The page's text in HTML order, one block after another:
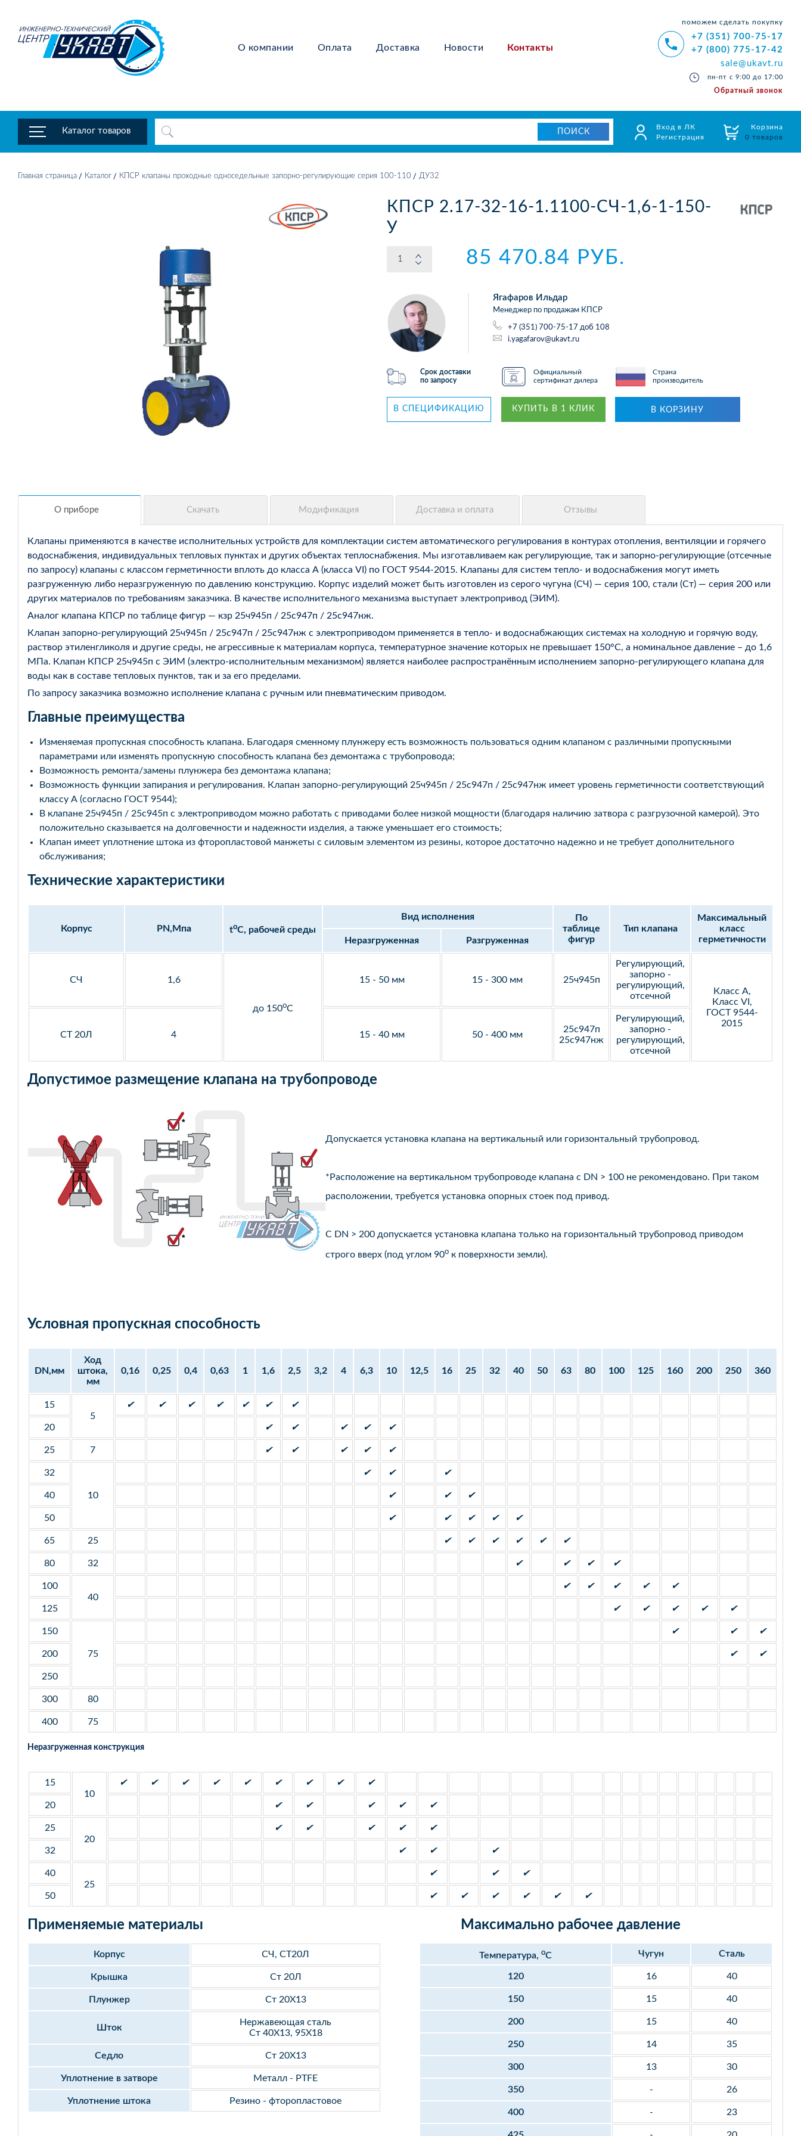
О компании Оплата Доставка Новости Контакты
поможем сделать покупку
+7 (351) 700-75-17
+7 (800) 775-17-42
sale@ukavt.ru
пн-пт с 9:00 до 17:00
Обратный звонок
Каталог товаров
Вход в ЛК
Регистрация
Корзина
0 товаров
Главная страница Каталог КПСР клапаны проходные односедельные запорно-регулирующие серия 100-110 ДУ32
КПСР 2.17-32-16-1.1100-СЧ-1,6-1-150-
У
85 470.84 РУБ.
Ягафаров Ильдар
Менеджер по продажам КПСР
+7 (351) 700-75-17 доб 108
i.yagafarov@ukavt.ru
Срок доставки
по запросу
Официальный
сертификат дилера
Страна
производитель
В СПЕЦИФИКАЦИЮ КУПИТЬ В 1 КЛИК В КОРЗИНУ
Клапаны применяются в качестве исполнительных устройств для комплектации систем автоматического регулирования в контурах отопления, вентиляции и горячего
водоснабжения, индивидуальных тепловых пунктах и других объектах теплоснабжения. Мы изготавливаем как регулирующие, так и запорно-регулирующие (отсечные
по запросу) клапаны с классом герметичности вплоть до класса А (класса VI) по ГОСТ 9544-2015. Клапаны для систем тепло- и водоснабжения могут иметь
разгруженную либо неразгруженную по давлению конструкцию. Корпус изделий может быть изготовлен из серого чугуна (СЧ) — серия 100, стали (Ст) — серия 200 или
других материалов по требованиям заказчика. В качестве исполнительного механизма выступает электропривод (ЭИМ).
Аналог клапана КПСР по таблице фигур — кзр 25ч945п / 25с947п / 25с947нж.
Клапан запорно-регулирующий 25ч945п / 25с947п / 25с947нж с электроприводом применяется в тепло- и водоснабжающих системах на холодную и горячую воду,
раствор этиленгликоля и другие среды, не агрессивные к материалам корпуса, температурное значение которых не превышает 150°С, а номинальное давление – до 1,6
МПа. Клапан КПСР 25ч945п с ЭИМ (электро-исполнительным механизмом) является наиболее распространённым исполнением запорно-регулирующего клапана для
воды как в составе тепловых пунктов, так и за его пределами.
По запросу заказчика возможно исполнение клапана с ручным или пневматическим приводом.
Главные преимущества
Изменяемая пропускная способность клапана. Благодаря сменному плунжеру есть возможность пользоваться одним клапаном с различными пропускными
параметрами или изменять пропускную способность клапана без демонтажа с трубопровода;
Возможность ремонта/замены плунжера без демонтажа клапана;
Возможность функции запирания и регулирования. Клапан запорно-регулирующий 25ч945п / 25с947п / 25с947нж имеет уровень герметичности соответствующий
классу А (согласно ГОСТ 9544);
В клапане 25ч945п / 25с945п с электроприводом можно работать с приводами более низкой мощности (благодаря наличию затвора с разгрузочной камерой). Это
положительно сказывается на долговечности и надежности изделия, а также уменьшает его стоимость;
Клапан имеет уплотнение штока из фторопластовой манжеты с силовым элементом из резины, которое достаточно надежно и не требует дополнительного
обслуживания;
Технические характеристики
Корпус PN,Мпа toC, рабочей среды
Вид исполнения
По
таблице
фигур
Тип клапана
Максимальный
класс
герметичности
Неразгруженная Разгруженная
СЧ 1,6
до 150oС
15 - 50 мм 15 - 300 мм 25ч945п
Регулирующий,
запорно -
регулирующий,
отсечной
Класс А,
Класс VI,
ГОСТ 9544-
2015
СТ 20Л
4 15 - 40 мм 50 - 400 мм
25с947п
25с947нж
Регулирующий,
запорно -
регулирующий,
отсечной
Допустимое размещение клапана на трубопроводе
Допускается установка клапана на вертикальный или горизонтальный трубопровод.
*Расположение на вертикальном трубопроводе клапана с DN > 100 не рекомендовано. При таком
расположении, требуется установка опорных стоек под привод.
С DN > 200 допускается установка клапана только на горизонтальный трубопровод приводом
строго вверх (под углом 90o к поверхности земли).
Условная пропускная способность
DN,мм
Ход
штока,
мм
0,16 0,25 0,4 0,63 1 1,6 2,5 3,2 4 6,3 10 12,5 16 25 32 40 50 63 80 100 125 160 200 250 360
15
5
✔ ✔ ✔ ✔ ✔ ✔ ✔
20 ✔ ✔ ✔ ✔ ✔
25 7 ✔ ✔ ✔ ✔ ✔
32
10
✔ ✔ ✔
40 ✔ ✔ ✔
50 ✔ ✔ ✔ ✔ ✔
65 25 ✔ ✔ ✔ ✔ ✔ ✔
80 32 ✔ ✔ ✔ ✔
100
40
✔ ✔ ✔ ✔ ✔
125 ✔ ✔ ✔ ✔ ✔
150
75
✔ ✔ ✔
200 ✔ ✔
250
300 80
400 75
Неразгруженная конструкция
15
10
✔ ✔ ✔ ✔ ✔ ✔ ✔ ✔ ✔
20 ✔ ✔ ✔ ✔ ✔
25
20
✔ ✔ ✔ ✔ ✔
32 ✔ ✔ ✔
40
25
✔ ✔ ✔
50 ✔ ✔ ✔ ✔ ✔ ✔
Применяемые материалы Максимально рабочее давление
Корпус СЧ, СТ20Л
Крышка Ст 20Л
Плунжер Ст 20Х13
Шток
Нержавеющая сталь
Ст 40Х13, 95Х18
Седло Ст 20Х13
Уплотнение в затворе Металл - PTFE
Уплотнение штока Резино - фторопластовое
Температура,oС Чугун Сталь
120 16 40
150 15 40
200 15 40
250 14 35
300 13 30
350 - 26
400 - 23